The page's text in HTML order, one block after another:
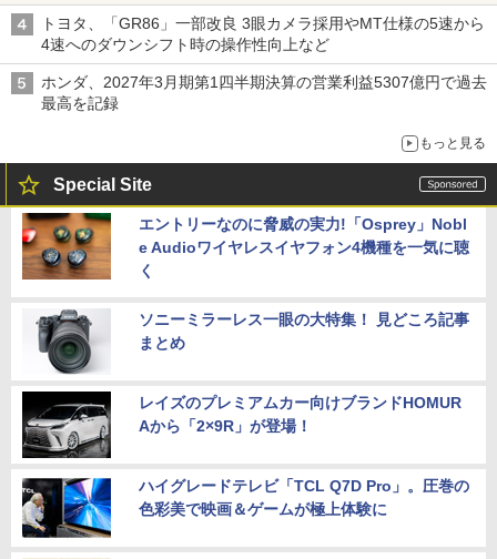
トヨタ、「GR86」一部改良 3眼カメラ採用やMT仕様の5速から
4速へのダウンシフト時の操作性向上など
ホンダ、2027年3月期第1四半期決算の営業利益5307億円で過去
最高を記録
もっと見る
Special Site
エントリーなのに脅威の実力!「Osprey」Nobl
e Audioワイヤレスイヤフォン4機種を一気に聴
く
ソニーミラーレス一眼の大特集！ 見どころ記事
まとめ
レイズのプレミアムカー向けブランドHOMUR
Aから「2×9R」が登場！
ハイグレードテレビ「TCL Q7D Pro」。圧巻の
色彩美で映画＆ゲームが極上体験に